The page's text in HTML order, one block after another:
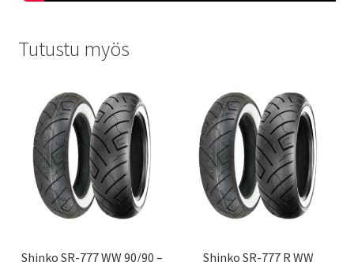
Tutustu myös
Shinko SR-777 WW 90/90 – Shinko SR-777 R WW